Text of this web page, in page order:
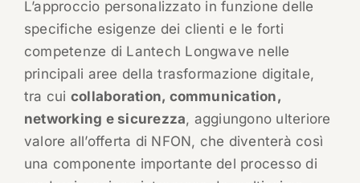
L’approccio personalizzato in funzione delle
specifiche esigenze dei clienti e le forti
competenze di Lantech Longwave nelle
principali aree della trasformazione digitale,
tra cui collaboration, communication,
networking e sicurezza, aggiungono ulteriore
valore all’offerta di NFON, che diventerà così
una componente importante del processo di